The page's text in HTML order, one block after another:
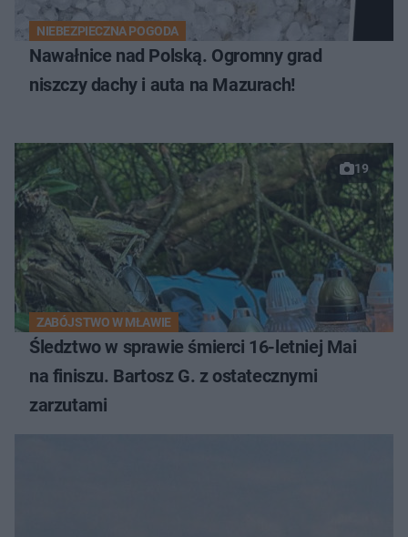
NIEBEZPIECZNA POGODA
Nawałnice nad Polską. Ogromny grad
niszczy dachy i auta na Mazurach!
19
ZABÓJSTWO W MŁAWIE
Śledztwo w sprawie śmierci 16-letniej Mai
na finiszu. Bartosz G. z ostatecznymi
zarzutami